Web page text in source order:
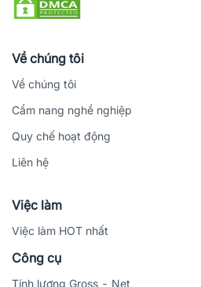
nhanh chóng các vấn đề là nhóm
Về chúng tôi
Về chúng tôi
Cẩm nang nghề nghiệp
Quy chế hoạt động
Liên hệ
Việc làm
Việc làm HOT nhất
Công cụ
Tính lương Gross - Net